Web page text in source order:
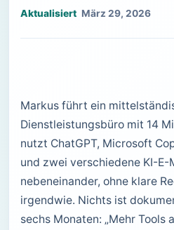
März 29, 2026
Markus führt ein
Dienstleistungsbüro mit 14
nutzt ChatGPT, Microsoft
und zwei verschiedene KI-
nebeneinander, ohne klare
irgendwie. Nichts ist
sechs Monaten: „Mehr Tools